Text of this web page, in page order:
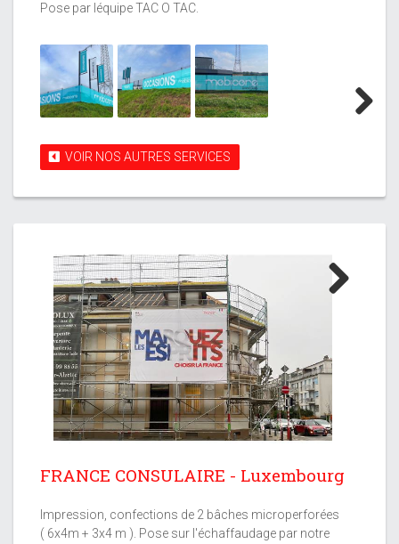
Pose par léquipe TAC O TAC.
VOIR NOS AUTRES SERVICES
FRANCE CONSULAIRE - Luxembourg
Impression, confections de 2 bâches microperforées
( 6x4m + 3x4 m ). Pose sur l'échaffaudage par notre